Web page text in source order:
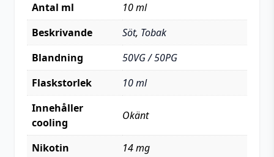
Antal ml
10 ml
Beskrivande
Söt, Tobak
Blandning
50VG / 50PG
Flaskstorlek
10 ml
Innehåller
cooling
Okänt
Nikotin 14 mg